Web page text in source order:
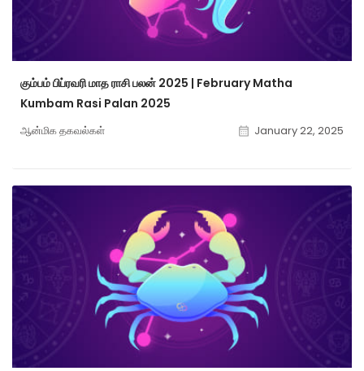
கும்பம் பிப்ரவரி மாத ராசி பலன் 2025 | February Matha
Kumbam Rasi Palan 2025
ஆன்மிக தகவல்கள் January 22, 2025